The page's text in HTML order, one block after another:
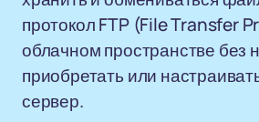
протокол FTP (File Transfer
облачном пространстве без
приобретать или
сервер.